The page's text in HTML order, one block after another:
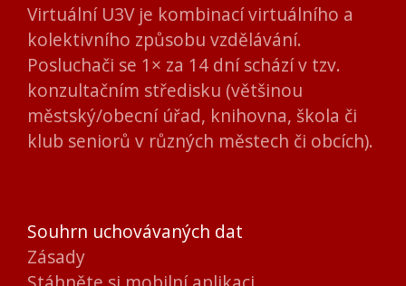
Virtuální U3V je kombinací virtuálního a
kolektivního způsobu vzdělávání.
Posluchači se 1× za 14 dní schází v tzv.
konzultačním středisku (většinou
městský/obecní úřad, knihovna, škola či
klub seniorů v různých městech či obcích).
Souhrn uchovávaných dat
Zásady